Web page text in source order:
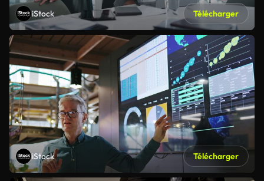
iStock Télécharger
iStock Télécharger